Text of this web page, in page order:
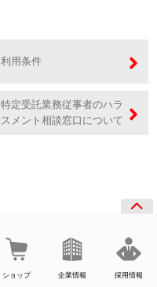
ショップ 企業情報 採用情報
利用条件
特定受託業務従事者のハラ
スメント相談窓口について